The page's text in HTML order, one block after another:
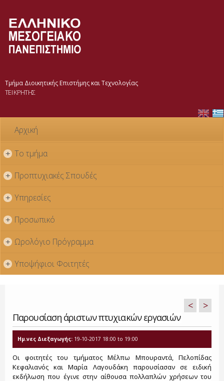
Τμήμα Διοικητικής Επιστήμης και Τεχνολογίας
ΤΕΙ ΚΡΗΤΗΣ
Αρχική
+ Το τμήμα
+ Προπτυχιακές Σπουδές
+ Υπηρεσίες
+ Προσωπικό
+ Ωρολόγιο Πρόγραμμα
+ Υποψήφιοι Φοιτητές
Παρουσίαση άριστων πτυχιακών εργασιών
< >
Ημ.νες Διεξαγωγής: 19-10-2017 18:00 to 19:00
Oι φοιτητές του τμήματος Μέλπω Μπουραντά, Πελοπίδας
Κεφαλιανός και Μαρία Λαγουδάκη παρουσίασαν σε ειδική
εκδήλωση που έγινε στην αίθουσα πολλαπλών χρήσεων του